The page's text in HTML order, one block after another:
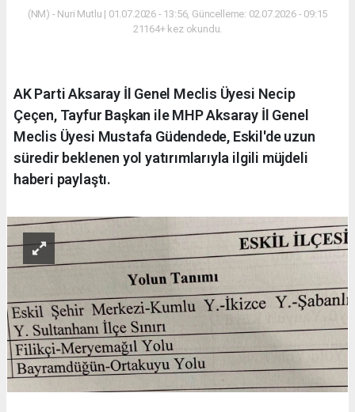
(NM) - Nuri Mutlu | 01.07.2026 - 13:56, Güncelleme: 02.07.2026 - 09:15
21164+ kez okundu.
AK Parti Aksaray İl Genel Meclis Üyesi Necip
Çeçen, Tayfur Başkan ile MHP Aksaray İl Genel
Meclis Üyesi Mustafa Güdendede, Eskil'de uzun
süredir beklenen yol yatırımlarıyla ilgili müjdeli
haberi paylaştı.